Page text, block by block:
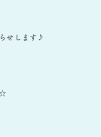
せします♪
☆